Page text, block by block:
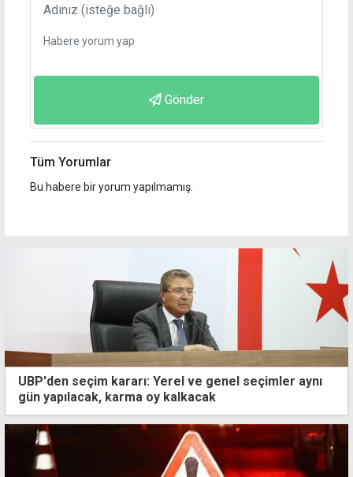
Gönder
Tüm Yorumlar
Bu habere bir yorum yapılmamış.
UBP'den seçim kararı: Yerel ve genel seçimler aynı
gün yapılacak, karma oy kalkacak